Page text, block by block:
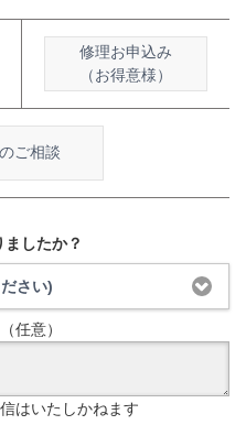
修理お申込み
（お得意様）
ご相談
したか？
さい)
任意）
はいたしかねます